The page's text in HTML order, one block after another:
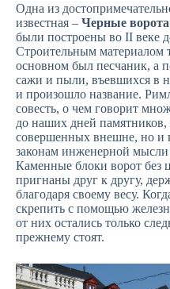
Одна из
известная – Черные
были построены во II веке
Строительным материалом
основном был песчаник, а
сажи и пыли, въевшихся в
и произошло название.
совесть, о чем говорит
до наших дней памятников,
совершенных внешне, но и
законам инженерной мысли
Каменные блоки ворот без
пригнаны друг к другу,
благодаря своему весу.
скрепить с помощью
от них остались только
прежнему стоят.